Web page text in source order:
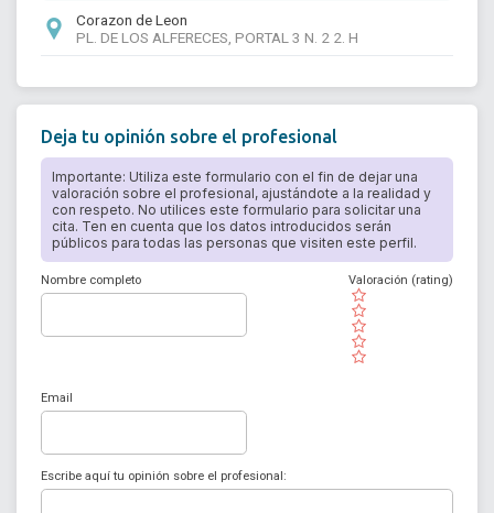
Corazon de Leon
PL. DE LOS ALFERECES, PORTAL 3 N. 2 2. H
Deja tu opinión sobre el profesional
Importante: Utiliza este formulario con el fin de dejar una
valoración sobre el profesional, ajustándote a la realidad y
con respeto. No utilices este formulario para solicitar una
cita. Ten en cuenta que los datos introducidos serán
públicos para todas las personas que visiten este perfil.
Nombre completo
( )
( )
( )
( )
( )
Valoración (rating)
Email
Escribe aquí tu opinión sobre el profesional: